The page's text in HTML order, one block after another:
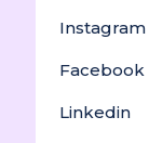
Instagram
Facebook
Linkedin